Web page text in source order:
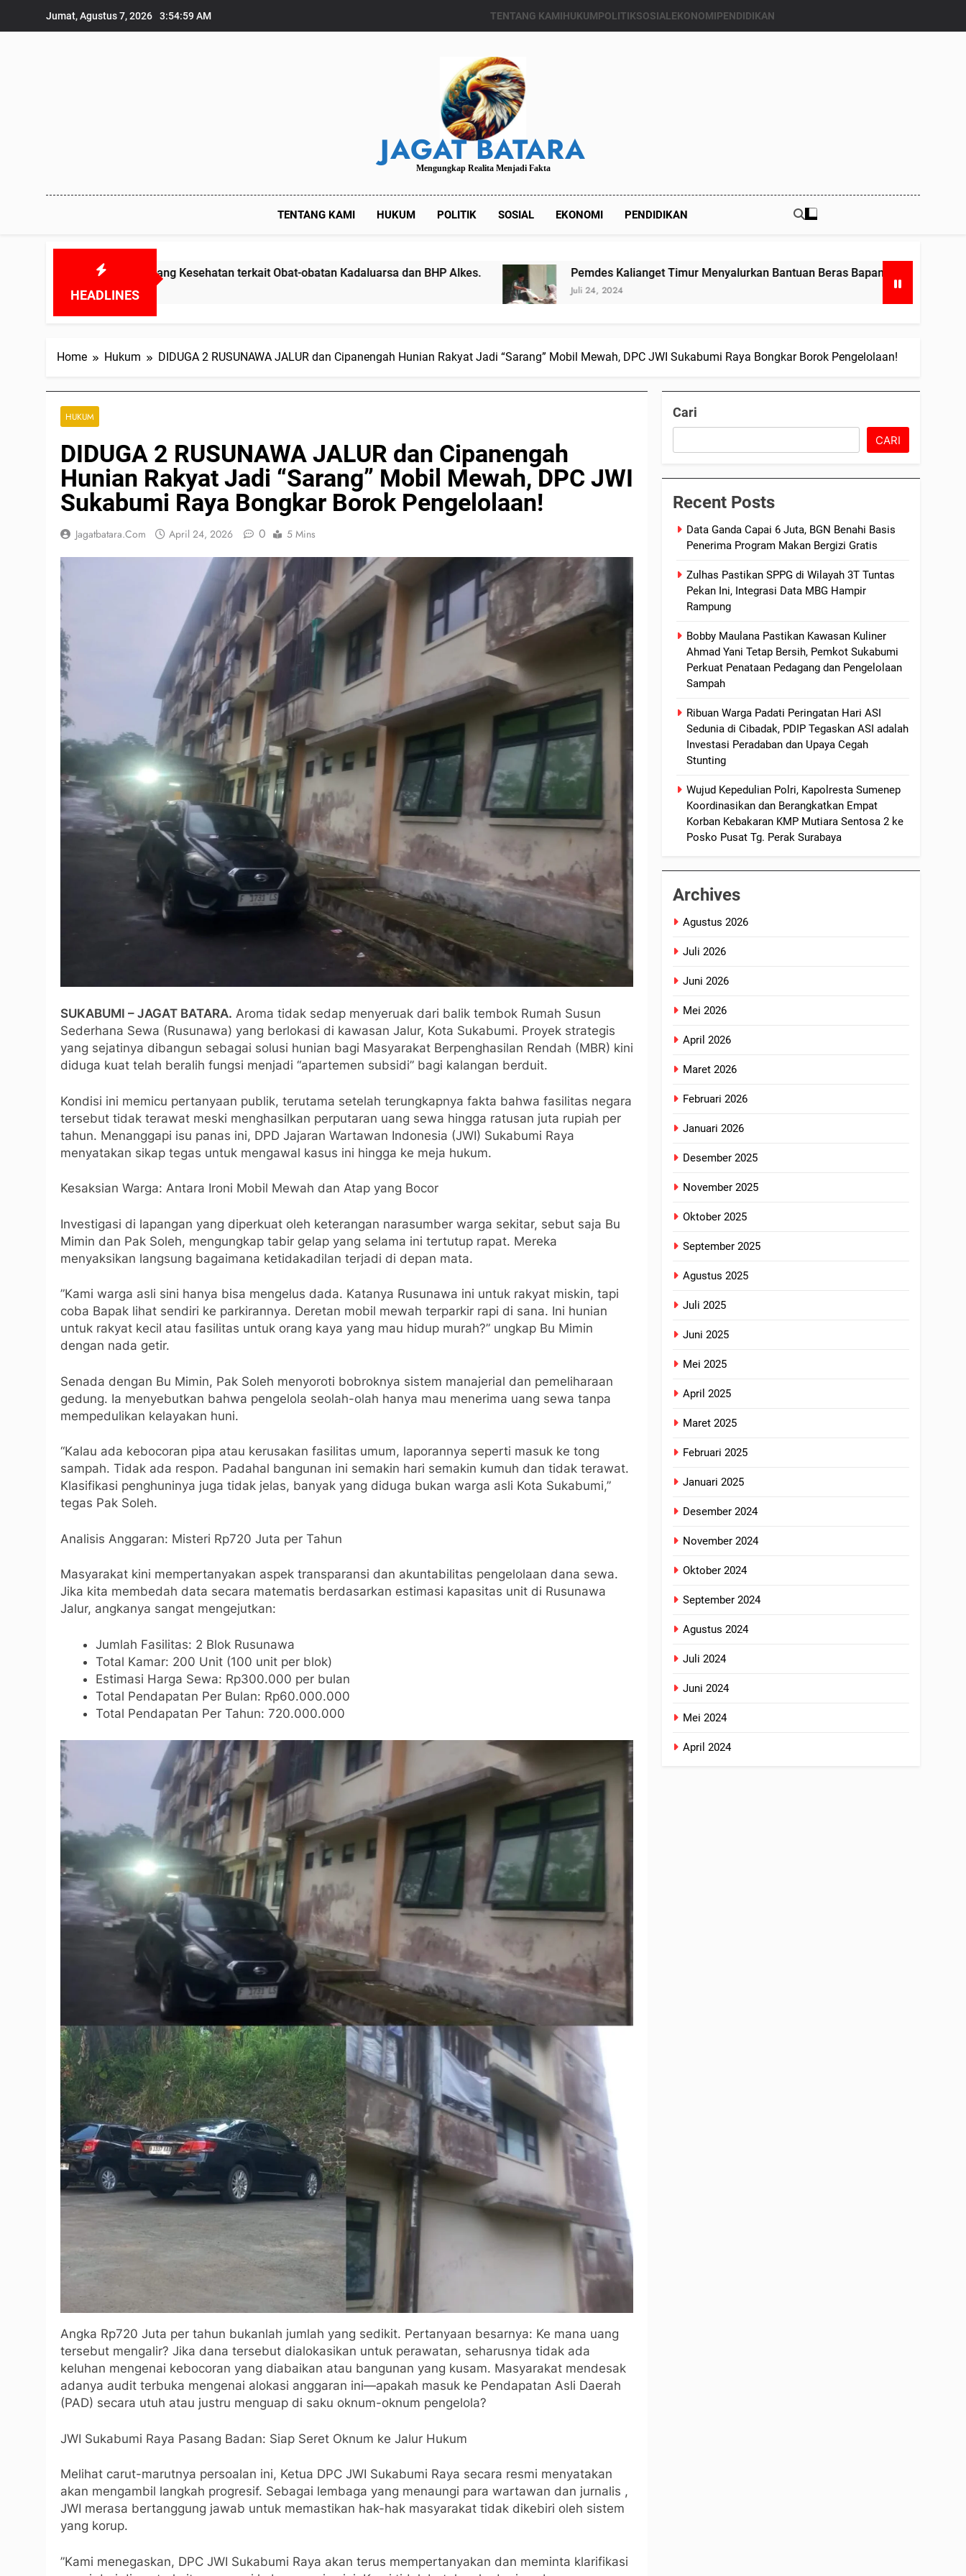
Jumat, Agustus 7, 2026 3:55:00 AM TENTANG KAMIHUKUMPOLITIKSOSIALEKONOMIPENDIDIKAN
JAGAT BATARA
Mengungkap Realita Menjadi Fakta
TENTANG KAMI HUKUM POLITIK SOSIAL EKONOMI PENDIDIKAN
HEADLINES
Kesehatan terkait Obat-obatan Kadaluarsa dan BHP Alkes. Pemdes Kalianget Timur Menyalurkan Bantuan Beras Bapang (Bantuan Pangan) ke Enam Kalinya.
Home Hukum DIDUGA 2 RUSUNAWA JALUR dan Cipanengah Hunian Rakyat Jadi “Sarang” Mobil Mewah, DPC JWI Sukabumi Raya Bongkar Borok Pengelolaan!
HUKUM
DIDUGA 2 RUSUNAWA JALUR dan Cipanengah
Hunian Rakyat Jadi “Sarang” Mobil Mewah, DPC JWI
Sukabumi Raya Bongkar Borok Pengelolaan!
Jagatbatara.com April 24, 2026 0 5 Mins
​SUKABUMI – JAGAT BATARA. Aroma tidak sedap menyeruak dari balik tembok Rumah Susun
Sederhana Sewa (Rusunawa) yang berlokasi di kawasan Jalur, Kota Sukabumi. Proyek strategis
yang sejatinya dibangun sebagai solusi hunian bagi Masyarakat Berpenghasilan Rendah (MBR) kini
diduga kuat telah beralih fungsi menjadi “apartemen subsidi” bagi kalangan berduit.
​Kondisi ini memicu pertanyaan publik, terutama setelah terungkapnya fakta bahwa fasilitas negara
tersebut tidak terawat meski menghasilkan perputaran uang sewa hingga ratusan juta rupiah per
tahun. Menanggapi isu panas ini, DPD Jajaran Wartawan Indonesia (JWI) Sukabumi Raya
menyatakan sikap tegas untuk mengawal kasus ini hingga ke meja hukum.
​Kesaksian Warga: Antara Ironi Mobil Mewah dan Atap yang Bocor
​Investigasi di lapangan yang diperkuat oleh keterangan narasumber warga sekitar, sebut saja Bu
Mimin dan Pak Soleh, mengungkap tabir gelap yang selama ini tertutup rapat. Mereka
menyaksikan langsung bagaimana ketidakadilan terjadi di depan mata.
​”Kami warga asli sini hanya bisa mengelus dada. Katanya Rusunawa ini untuk rakyat miskin, tapi
coba Bapak lihat sendiri ke parkirannya. Deretan mobil mewah terparkir rapi di sana. Ini hunian
untuk rakyat kecil atau fasilitas untuk orang kaya yang mau hidup murah?” ungkap Bu Mimin
dengan nada getir.
​Senada dengan Bu Mimin, Pak Soleh menyoroti bobroknya sistem manajerial dan pemeliharaan
gedung. Ia menyebutkan bahwa pengelola seolah-olah hanya mau menerima uang sewa tanpa
mempedulikan kelayakan huni.
“Kalau ada kebocoran pipa atau kerusakan fasilitas umum, laporannya seperti masuk ke tong
sampah. Tidak ada respon. Padahal bangunan ini semakin hari semakin kumuh dan tidak terawat.
Klasifikasi penghuninya juga tidak jelas, banyak yang diduga bukan warga asli Kota Sukabumi,”
tegas Pak Soleh.
​Analisis Anggaran: Misteri Rp720 Juta per Tahun
​Masyarakat kini mempertanyakan aspek transparansi dan akuntabilitas pengelolaan dana sewa.
Jika kita membedah data secara matematis berdasarkan estimasi kapasitas unit di Rusunawa
Jalur, angkanya sangat mengejutkan:
Jumlah Fasilitas: 2 Blok Rusunawa
Total Kamar: 200 Unit (100 unit per blok)
Estimasi Harga Sewa: Rp300.000 per bulan
Total Pendapatan Per Bulan: Rp60.000.000
Total Pendapatan Per Tahun: 720.000.000
Angka Rp720 Juta per tahun bukanlah jumlah yang sedikit. Pertanyaan besarnya: Ke mana uang
tersebut mengalir? Jika dana tersebut dialokasikan untuk perawatan, seharusnya tidak ada
keluhan mengenai kebocoran yang diabaikan atau bangunan yang kusam. Masyarakat mendesak
adanya audit terbuka mengenai alokasi anggaran ini—apakah masuk ke Pendapatan Asli Daerah
(PAD) secara utuh atau justru menguap di saku oknum-oknum pengelola?
​JWI Sukabumi Raya Pasang Badan: Siap Seret Oknum ke Jalur Hukum
​Melihat carut-marutnya persoalan ini, Ketua DPC JWI Sukabumi Raya secara resmi menyatakan
akan mengambil langkah progresif. Sebagai lembaga yang menaungi para wartawan dan jurnalis ,
JWI merasa bertanggung jawab untuk memastikan hak-hak masyarakat tidak dikebiri oleh sistem
yang korup.
​”Kami menegaskan, DPC JWI Sukabumi Raya akan terus mempertanyakan dan meminta klarifikasi
Cari
CARI
Recent Posts
Data Ganda Capai 6 Juta, BGN Benahi Basis
Penerima Program Makan Bergizi Gratis
Zulhas Pastikan SPPG di Wilayah 3T Tuntas
Pekan Ini, Integrasi Data MBG Hampir
Rampung
Bobby Maulana Pastikan Kawasan Kuliner
Ahmad Yani Tetap Bersih, Pemkot Sukabumi
Perkuat Penataan Pedagang dan Pengelolaan
Sampah
Ribuan Warga Padati Peringatan Hari ASI
Sedunia di Cibadak, PDIP Tegaskan ASI adalah
Investasi Peradaban dan Upaya Cegah
Stunting
Wujud Kepedulian Polri, Kapolresta Sumenep
Koordinasikan dan Berangkatkan Empat
Korban Kebakaran KMP Mutiara Sentosa 2 ke
Posko Pusat Tg. Perak Surabaya
Archives
Agustus 2026
Juli 2026
Juni 2026
Mei 2026
April 2026
Maret 2026
Februari 2026
Januari 2026
Desember 2025
November 2025
Oktober 2025
September 2025
Agustus 2025
Juli 2025
Juni 2025
Mei 2025
April 2025
Maret 2025
Februari 2025
Januari 2025
Desember 2024
November 2024
Oktober 2024
September 2024
Agustus 2024
Juli 2024
Juni 2024
Mei 2024
April 2024